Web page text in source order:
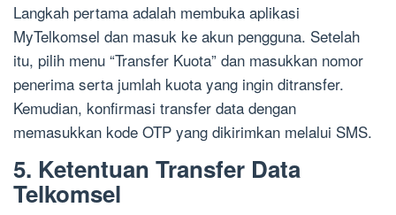
Langkah pertama adalah membuka aplikasi
MyTelkomsel dan masuk ke akun pengguna. Setelah
itu, pilih menu “Transfer Kuota” dan masukkan nomor
penerima serta jumlah kuota yang ingin ditransfer.
Kemudian, konfirmasi transfer data dengan
memasukkan kode OTP yang dikirimkan melalui SMS.
5. Ketentuan Transfer Data
Telkomsel